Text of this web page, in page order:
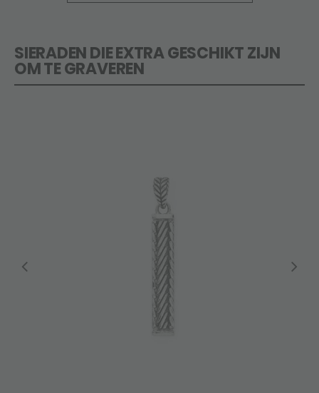
SIERADEN DIE EXTRA GESCHIKT ZIJN
OM TE GRAVEREN